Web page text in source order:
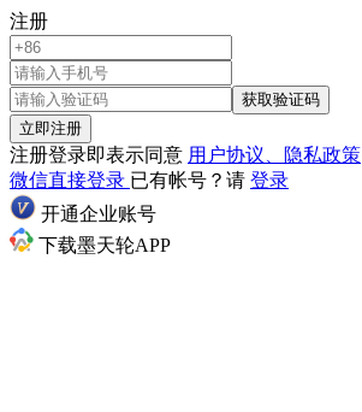
注册
获取验证码
立即注册
注册登录即表示同意 用户协议、隐私政策
微信直接登录 已有帐号？请 登录
开通企业账号
下载墨天轮APP